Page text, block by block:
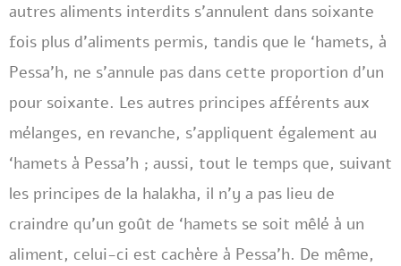
autres aliments interdits s’annulent dans soixante
fois plus d’aliments permis, tandis que le ‘hamets, à
Pessa’h, ne s’annule pas dans cette proportion d’un
pour soixante. Les autres principes afférents aux
mélanges, en revanche, s’appliquent également au
‘hamets à Pessa’h ; aussi, tout le temps que, suivant
les principes de la halakha, il n’y a pas lieu de
craindre qu’un goût de ‘hamets se soit mêlé à un
aliment, celui-ci est cachère à Pessa’h. De même,